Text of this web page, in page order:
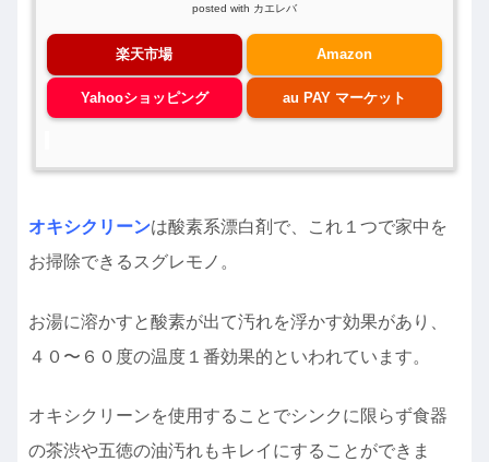
posted with カエレバ
楽天市場 Amazon
Yahooショッピング au PAY マーケット
オキシクリーンは酸素系漂白剤で、これ１つで家中を
お掃除できるスグレモノ。
お湯に溶かすと酸素が出て汚れを浮かす効果があり、
４０〜６０度の温度１番効果的といわれています。
オキシクリーンを使用することでシンクに限らず食器
の茶渋や五徳の油汚れもキレイにすることができま